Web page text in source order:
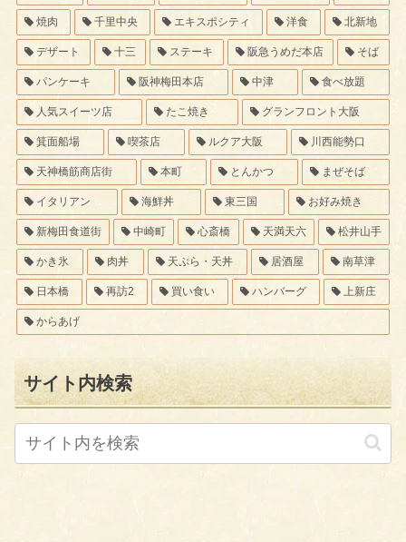
焼肉 千里中央 エキスポシティ 洋食 北新地
デザート 十三 ステーキ 阪急うめだ本店 そば
パンケーキ 阪神梅田本店 中津 食べ放題
人気スイーツ店 たこ焼き グランフロント大阪
箕面船場 喫茶店 ルクア大阪 川西能勢口
天神橋筋商店街 本町 とんかつ まぜそば
イタリアン 海鮮丼 東三国 お好み焼き
新梅田食道街 中崎町 心斎橋 天満天六 松井山手
かき氷 肉丼 天ぷら・天丼 居酒屋 南草津
日本橋 再訪2 買い食い ハンバーグ 上新庄
からあげ
サイト内検索